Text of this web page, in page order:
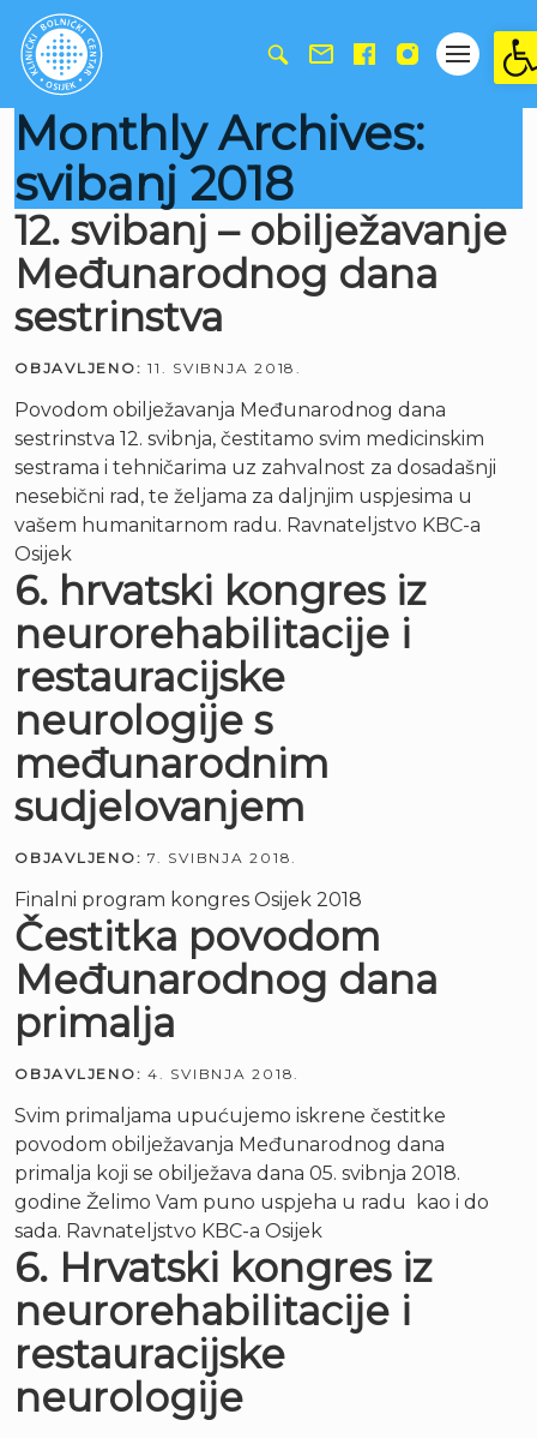
Monthly Archives:
svibanj 2018
12. svibanj – obilježavanje
Međunarodnog dana
sestrinstva
OBJAVLJENO: 11. SVIBNJA 2018.
Povodom obilježavanja Međunarodnog dana
sestrinstva 12. svibnja, čestitamo svim medicinskim
sestrama i tehničarima uz zahvalnost za dosadašnji
nesebični rad, te željama za daljnjim uspjesima u
vašem humanitarnom radu. Ravnateljstvo KBC-a
Osijek
6. hrvatski kongres iz
neurorehabilitacije i
restauracijske
neurologije s
međunarodnim
sudjelovanjem
OBJAVLJENO: 7. SVIBNJA 2018.
Finalni program kongres Osijek 2018
Čestitka povodom
Međunarodnog dana
primalja
OBJAVLJENO: 4. SVIBNJA 2018.
Svim primaljama upućujemo iskrene čestitke
povodom obilježavanja Međunarodnog dana
primalja koji se obilježava dana 05. svibnja 2018.
godine Želimo Vam puno uspjeha u radu kao i do
sada. Ravnateljstvo KBC-a Osijek
6. Hrvatski kongres iz
neurorehabilitacije i
restauracijske
neurologije